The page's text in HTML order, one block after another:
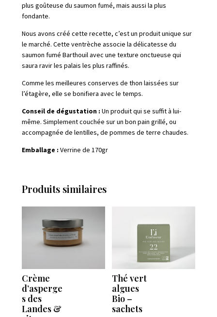
plus goûteuse du saumon fumé, mais aussi la plus
fondante.
Nous avons créé cette recette, c’est un produit unique sur
le marché. Cette ventrèche associe la délicatesse du
saumon fumé Barthouil avec une texture onctueuse qui
saura ravir les palais les plus raffinés.
Comme les meilleures conserves de thon laissées sur
l’étagère, elle se bonifiera avec le temps.
Conseil de dégustation : Un produit qui se suffit à lui-
même. Simplement couchée sur un bon pain grillé, ou
accompagnée de lentilles, de pommes de terre chaudes.
Emballage : Verrine de 170gr
Produits similaires
Crème
d’asperge
s des
Landes &
Thé vert
algues
Bio –
sachets